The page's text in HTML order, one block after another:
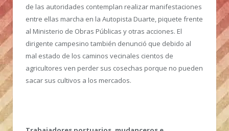
de las autoridades contemplan realizar manifestaciones
entre ellas marcha en la Autopista Duarte, piquete frente
al Ministerio de Obras Públicas y otras acciones. El
dirigente campesino también denunció que debido al
mal estado de los caminos vecinales cientos de
agricultores ven perder sus cosechas porque no pueden
sacar sus cultivos a los mercados.